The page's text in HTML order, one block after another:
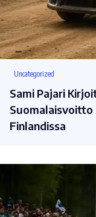
Uncategorized
Sami Pajari
Suomalaisvoitto
Finlandissa